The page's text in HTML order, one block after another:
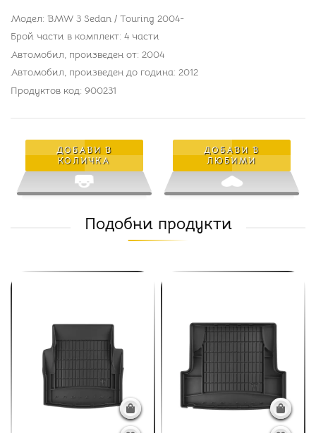
Модел: BMW 3 Sedan / Touring 2004-
Брой части в комплект: 4 части
Автомобил, произведен от: 2004
Автомобил, произведен до година: 2012
Продуктов код: 900231
ДОБАВИ В
КОЛИЧКА
ДОБАВИ В
ЛЮБИМИ
Подобни продукти